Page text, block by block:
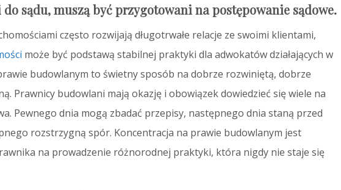
sądu, muszą być przygotowani na postępowanie sądowe.
często rozwijają długotrwałe relacje ze swoimi klientami,
może być podstawą stabilnej praktyki dla adwokatów działających w
budowlanym to świetny sposób na dobrze rozwiniętą, dobrze
Prawnicy budowlani mają okazję i obowiązek dowiedzieć się wiele na
Pewnego dnia mogą zbadać przepisy, następnego dnia staną przed
rozstrzygną spór. Koncentracja na prawie budowlanym jest
na prowadzenie różnorodnej praktyki, która nigdy nie staje się